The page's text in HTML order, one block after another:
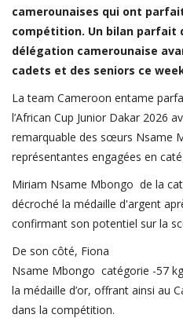
Inside JOJ Dakar 2026
Cyclisme
FIFA
Actualités
Business du sport
Guides & Dossiers
Handball
Volleyball
Basketball
Arts Martiaux
camerounaises qui ont
compétition. Un bilan parfait
délégation camerounaise
cadets et des seniors ce
La team Cameroon entame
l’African Cup Junior Dakar 2026
remarquable des sœurs Nsame
représentantes engagées en
Miriam Nsame Mbongo de la
décroché la médaille d'argent
confirmant son potentiel sur la
De son côté, Fiona
Nsame Mbongo catégorie -57
la médaille d’or, offrant ainsi au
dans la compétition.